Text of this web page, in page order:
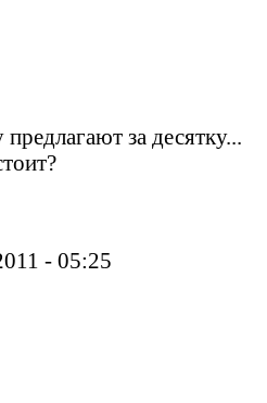
за десятку...
- 05:25